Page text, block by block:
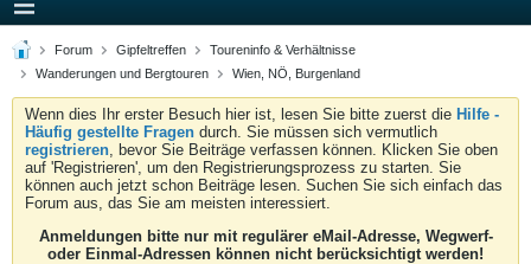
Forum Gipfeltreffen
Toureninfo & Verhältnisse
Wanderungen und Bergtouren
Wien, NÖ, Burgenland
Wenn dies Ihr erster Besuch hier ist, lesen Sie bitte zuerst die Hilfe -
Häufig gestellte Fragen durch. Sie müssen sich vermutlich
registrieren, bevor Sie Beiträge verfassen können. Klicken Sie oben
auf 'Registrieren', um den Registrierungsprozess zu starten. Sie
können auch jetzt schon Beiträge lesen. Suchen Sie sich einfach das
Forum aus, das Sie am meisten interessiert.
Anmeldungen bitte nur mit regulärer eMail-Adresse, Wegwerf-
oder Einmal-Adressen können nicht berücksichtigt werden!